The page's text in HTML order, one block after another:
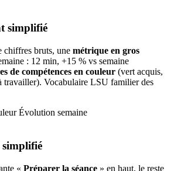
simplifié
chiffres bruts, une métrique en gros
: 12 min, +15 % vs semaine
de compétences en couleur (vert acquis,
travailler). Vocabulaire LSU familier des
Évolution semaine
simplifié
« Préparer la séance » en haut, le reste